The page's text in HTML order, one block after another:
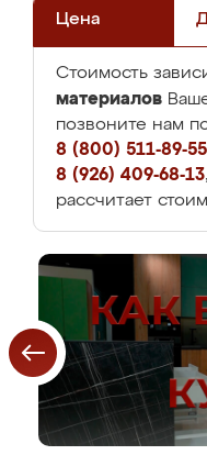
Цена
Стоимость
материалов
позвоните нам
8 (800) 511-89-55
8 (926) 409-68-13
рассчитает